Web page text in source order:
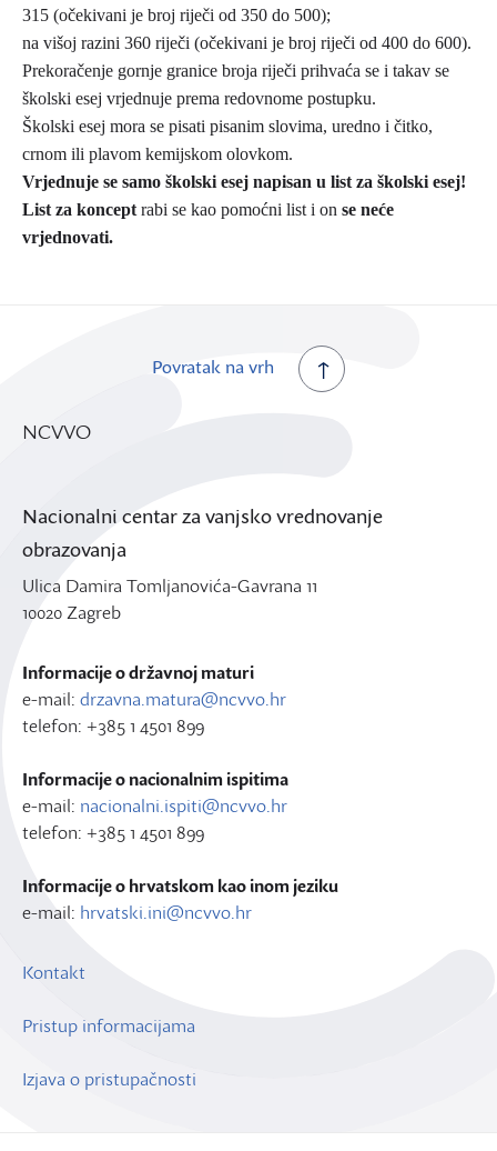
315 (očekivani je broj riječi od 350 do 500);
na višoj razini 360 riječi (očekivani je broj riječi od 400 do 600).
Prekoračenje gornje granice broja riječi prihvaća se i takav se
školski esej vrjednuje prema redovnome postupku.
Školski esej mora se pisati pisanim slovima, uredno i čitko,
crnom ili plavom kemijskom olovkom.
Vrjednuje se samo školski esej napisan u list za školski esej!
List za koncept rabi se kao pomoćni list i on se neće
vrjednovati.
Povratak na vrh
NCVVO
Nacionalni centar za vanjsko vrednovanje
obrazovanja
Ulica Damira Tomljanovića-Gavrana 11
10020 Zagreb
Informacije o državnoj maturi
e-mail: drzavna.matura@ncvvo.hr
telefon: +385 1 4501 899
Informacije o nacionalnim ispitima
e-mail: nacionalni.ispiti@ncvvo.hr
telefon: +385 1 4501 899
Informacije o hrvatskom kao inom jeziku
e-mail: hrvatski.ini@ncvvo.hr
Kontakt
Pristup informacijama
Izjava o pristupačnosti